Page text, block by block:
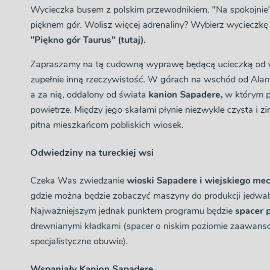
Wycieczka busem z polskim przewodnikiem. "Na
pięknem gór. Wolisz więcej adrenaliny? Wybierz
"Piękno gór Taurus" (tutaj).
Zapraszamy na tą cudowną wyprawę będącą ucieczką
zupełnie inną rzeczywistość. W górach na wschód od
a za nią, oddalony od świata kanion Sapadere,w którym
powietrze. Między jego skałami płynie niezwykle czysta i
pitna mieszkańcom pobliskich wiosek.
Odwiedziny na tureckiej wsi
Czeka Was zwiedzanie wioski Sapadere i wiejskiego
gdzie można będzie zobaczyć maszyny do produkcji
Najważniejszym jednak punktem programu będzie spacer
drewnianymi kładkami (spacer o niskim poziomie
specjalistyczne obuwie).